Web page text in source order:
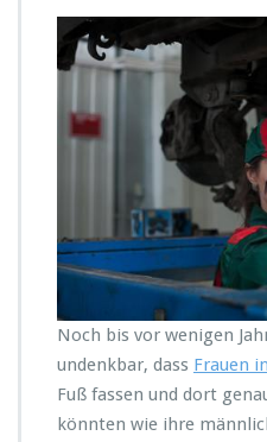
Noch bis vor wenigen
undenkbar, dass Frauen
Fuß fassen und dort
könnten wie ihre